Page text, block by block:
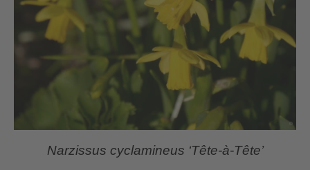
Narzissus cyclamineus ‘Tête-à-Tête’